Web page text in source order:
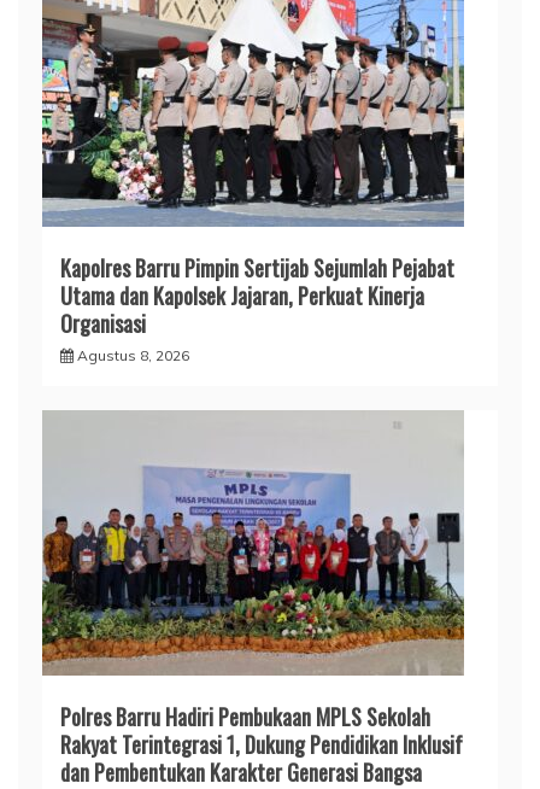
Kapolres Barru Pimpin Sertijab Sejumlah Pejabat
Utama dan Kapolsek Jajaran, Perkuat Kinerja
Organisasi
Agustus 8, 2026
Polres Barru Hadiri Pembukaan MPLS Sekolah
Rakyat Terintegrasi 1, Dukung Pendidikan Inklusif
dan Pembentukan Karakter Generasi Bangsa